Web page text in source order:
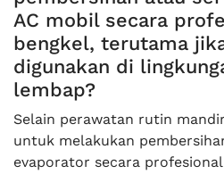
AC mobil secara
bengkel, terutama
digunakan di
lembap?
Selain perawatan rutin
untuk melakukan
evaporator secara